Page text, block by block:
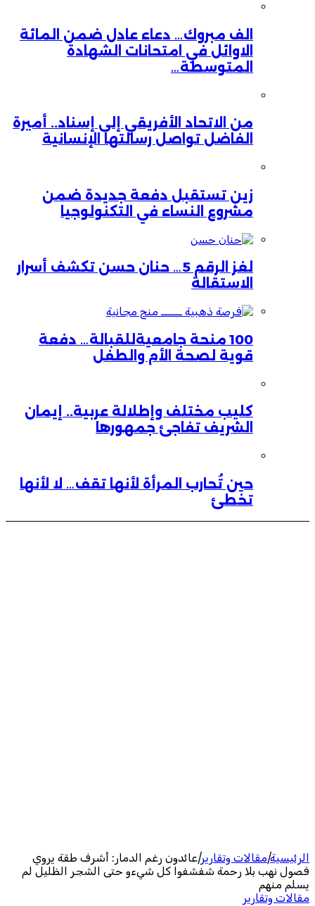
الف مبروك… دعاء عادل ضمن المائة
الاوائل في امتحانات الشهادة
المتوسطة…
من الاتحاد الأفريقي إلى إسناد.. أميرة
الفاضل تواصل رسالتها الإنسانية
زين تستقبل دفعة جديدة ضمن
مشروع النساء في التكنولوجيا
لغز الرقم 5… حنان حسن تكشف أسرار
الاستقالة
100 منحة جامعيةللقبالة… دفعة
قوية لصحة الأم والطفل
كليب مختلف وإطلالة عربية.. إيمان
الشريف تفاجئ جمهورها
حين تُحارب المرأة لأنها تقف… لا لأنها
تخطئ
الرئيسية|مقالات وتقارير|عائدون رغم الدمار: أشرف طقة يروي
فصول نهب بلا رحمة شفشفوا كل شيءو حتى الشجر الظليل لم
يسلم منهم
مقالات وتقارير